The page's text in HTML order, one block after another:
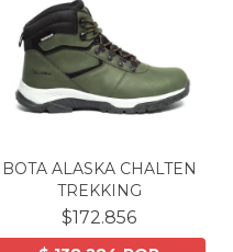
BOTA ALASKA CHALTEN
TREKKING
$172.856